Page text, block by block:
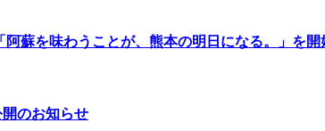
蘇を味わうことが、熊本の明日になる。」を開
のお知らせ